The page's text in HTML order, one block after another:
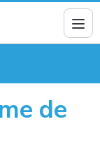
de